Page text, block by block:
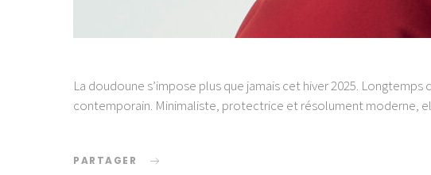
La doudoune s’impose plus que jamais cet hiver 2025.
contemporain. Minimaliste, protectrice et résolument moderne,
PARTAGER